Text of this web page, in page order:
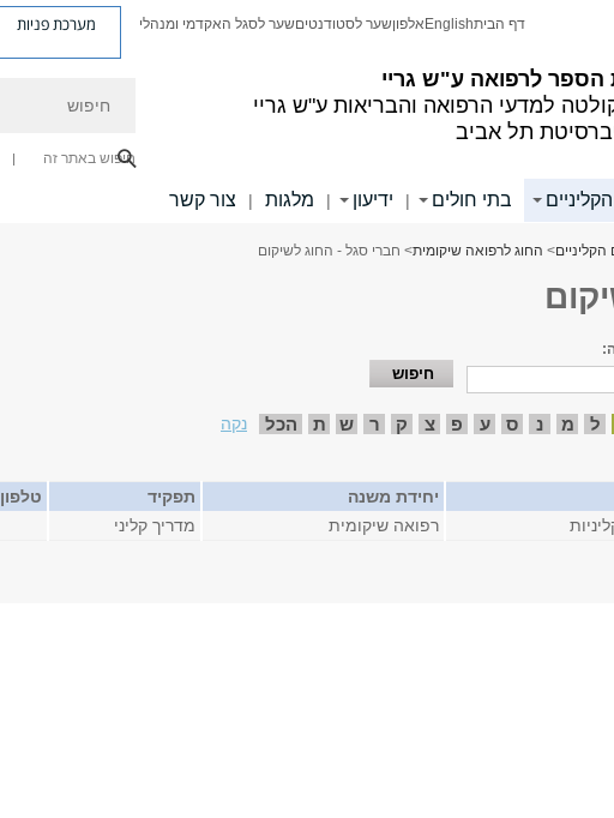
הספר לרפואה ע"ש גריי
למדעי הרפואה והבריאות ע"ש גריי
תל אביב
דף הביתEnglish אלפוןשער לסטודנטיםשער לסגל האקדמי ומנהלי מערכת פניות
חיפוש באתר זה
בתי חולים | ידיעון | מלגות | צור קשר
הקליניים> החוג לרפואה שיקומית> חברי סגל - החוג לשיקום
ל מ נ ס ע פ צ ק ר ש ת הכל
נקה
יחידת משנה תפקיד טלפון
רפואה שיקומית מדריך קליני